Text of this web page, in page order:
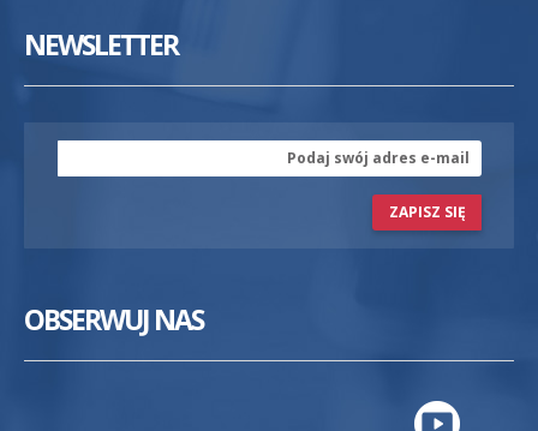
NEWSLETTER
ZAPISZ SIĘ
OBSERWUJ NAS